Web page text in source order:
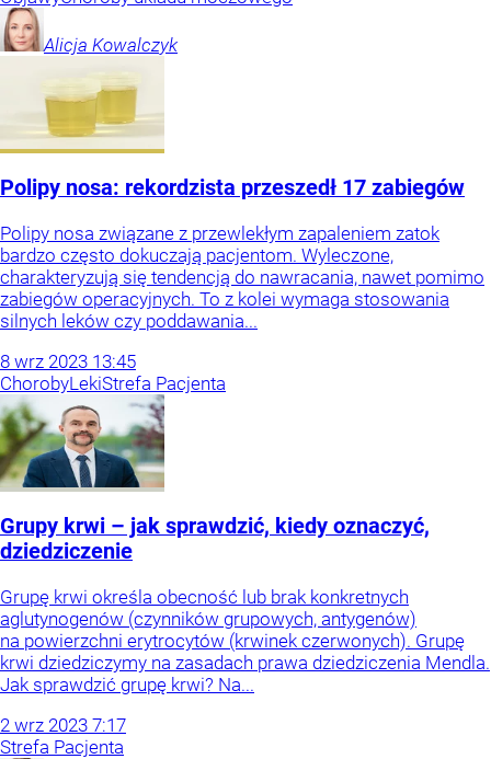
Alicja Kowalczyk
Polipy nosa: rekordzista przeszedł 17 zabiegów
Polipy nosa związane z przewlekłym zapaleniem zatok
bardzo często dokuczają pacjentom. Wyleczone,
charakteryzują się tendencją do nawracania, nawet pomimo
zabiegów operacyjnych. To z kolei wymaga stosowania
silnych leków czy poddawania...
8 wrz 2023 13:45
ChorobyLekiStrefa Pacjenta
Grupy krwi – jak sprawdzić, kiedy oznaczyć,
dziedziczenie
Grupę krwi określa obecność lub brak konkretnych
aglutynogenów (czynników grupowych, antygenów)
na powierzchni erytrocytów (krwinek czerwonych). Grupę
krwi dziedziczymy na zasadach prawa dziedziczenia Mendla.
Jak sprawdzić grupę krwi? Na...
2 wrz 2023 7:17
Strefa Pacjenta